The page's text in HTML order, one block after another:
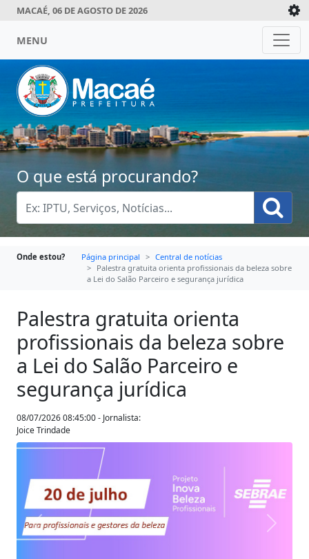
MACAÉ, 06 DE AGOSTO DE 2026
MENU
O que está procurando?
Onde estou? Página principal
Central de notícias
Palestra gratuita orienta profissionais da beleza sobre
a Lei do Salão Parceiro e segurança jurídica
Palestra gratuita orienta
profissionais da beleza sobre
a Lei do Salão Parceiro e
segurança jurídica
08/07/2026 08:45:00 - Jornalista:
Joice Trindade
Anterior